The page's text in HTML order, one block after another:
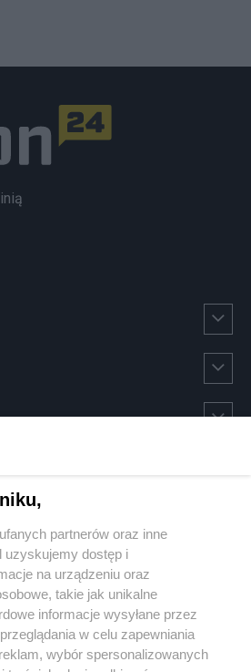
partnerów oraz inne
uzyskujemy dostęp i
na urządzeniu oraz
takie jak unikalne
informacje wysyłane przez
w celu zapewniania
wybór spersonalizowanych